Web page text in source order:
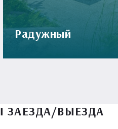
Радужный
ВЫЕЗДА